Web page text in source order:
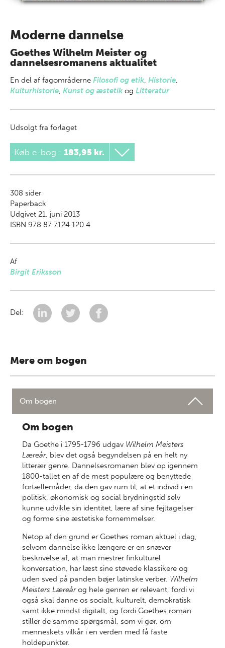
Moderne dannelse
Goethes Wilhelm Meister og
dannelsesromanens aktualitet
En del af fagområderne Filosofi og etik, Historie,
Kulturhistorie, Kunst og æstetikog Litteratur
Udsolgt fra forlaget
Køb e-bog : 183,95 kr.
308 sider
Paperback
Udgivet 21. juni 2013
ISBN 978 87 7124 120 4
Af
Birgit Eriksson
Del:
Mere om bogen
Om bogen
Om bogen
Da Goethe i 1795-1796 udgav Wilhelm Meisters
Læreår, blev det også begyndelsen på en helt ny
litterær genre. Dannelsesromanen blev op igennem
1800-tallet en af de mest populære og benyttede
fortællemåder, da den gav rum til, at et individ i en
politisk, økonomisk og social brydningstid selv
kunne udvikle sin identitet, lære af sine fejltagelser
og forme sine æstetiske fornemmelser.
Netop af den grund er Goethes roman aktuel i dag,
selvom dannelse ikke længere er en snæver
beskrivelse af, at man mestrer finkulturel
konversation, har læst sine støvede klassikere og
uden sved på panden bøjer latinske verber. Wilhelm
Meisters Læreårog hele genren er relevant, fordi vi
også skal danne os socialt, kulturelt, demokratisk
samt ikke mindst digitalt, og fordi Goethes roman
stiller de samme spørgsmål, som vi gør, om
menneskets vilkår i en verden med få faste
holdepunkter.